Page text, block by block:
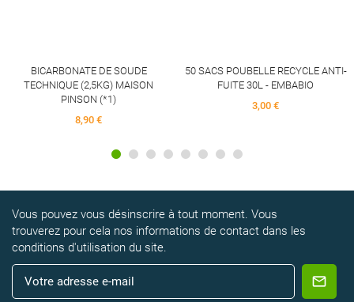
BICARBONATE DE SOUDE
TECHNIQUE (2,5KG) MAISON
PINSON (*1)
8,90 €
50 SACS POUBELLE RECYCLE ANTI-
FUITE 30L - EMBABIO
3,00 €
Vous pouvez vous désinscrire à tout moment. Vous
trouverez pour cela nos informations de contact dans les
conditions d'utilisation du site.